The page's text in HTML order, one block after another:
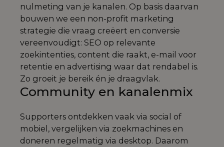
nulmeting van je kanalen. Op basis daarvan
bouwen we een non-profit marketing
strategie die vraag creëert en conversie
vereenvoudigt: SEO op relevante
zoekintenties, content die raakt, e-mail voor
retentie en advertising waar dat rendabel is.
Zo groeit je bereik én je draagvlak.
Community en kanalenmix
Supporters ontdekken vaak via social of
mobiel, vergelijken via zoekmachines en
doneren regelmatig via desktop. Daarom